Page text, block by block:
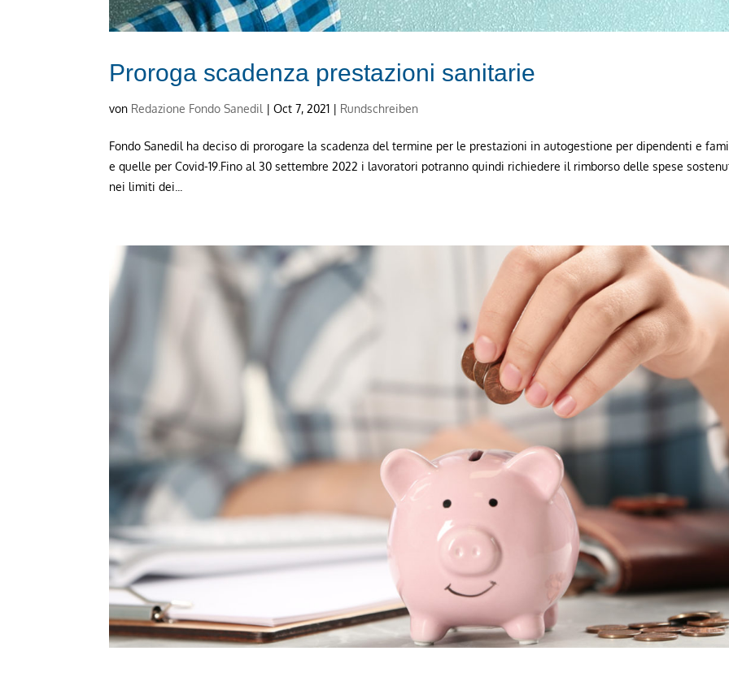
Proroga scadenza prestazioni sanitarie
von Redazione Fondo Sanedil |Oct 7, 2021 | Rundschreiben
Fondo Sanedil ha deciso di prorogare la scadenza del termine per le prestazioni in autogestione per dipendenti e
e quelle per Covid-19.Fino al 30 settembre 2022 i lavoratori potranno quindi richiedere il rimborso delle spese
nei limiti dei...